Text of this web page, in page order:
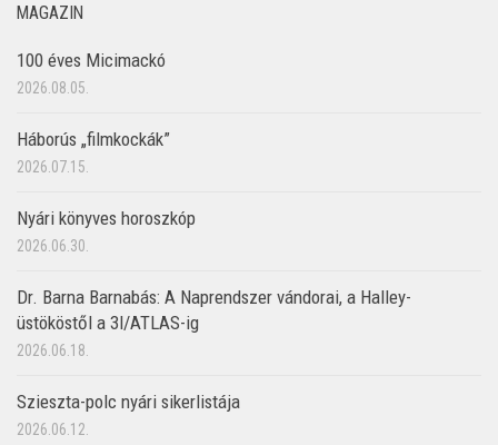
MAGAZIN
100 éves Micimackó
2026.08.05.
Háborús „filmkockák”
2026.07.15.
Nyári könyves horoszkóp
2026.06.30.
Dr. Barna Barnabás: A Naprendszer vándorai, a Halley-
üstököstől a 3I/ATLAS-ig
2026.06.18.
Szieszta-polc nyári sikerlistája
2026.06.12.